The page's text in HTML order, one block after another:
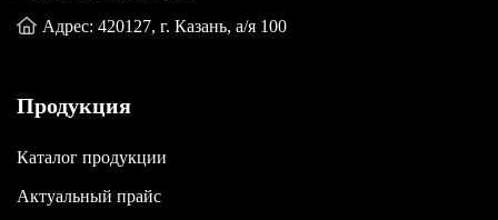
Адрес: 420127, г. Казань, а/я 100
Продукция
Каталог продукции
Актуальный прайс